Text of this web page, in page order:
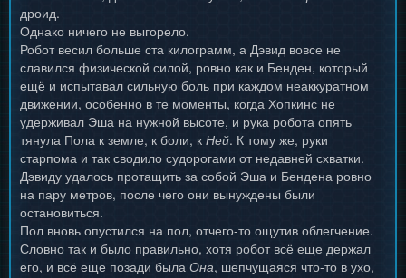
дроид.
Однако ничего не выгорело.
Робот весил больше ста килограмм, а Дэвид вовсе не
славился физической силой, ровно как и Бенден, который
ещё и испытавал сильную боль при каждом неаккуратном
движении, особенно в те моменты, когда Хопкинс не
удерживал Эша на нужной высоте, и рука робота опять
тянула Пола к земле, к боли, к Ней. К тому же, руки
старпома и так сводило судорогами от недавней схватки.
Дэвиду удалось протащить за собой Эша и Бендена ровно
на пару метров, после чего они вынуждены были
остановиться.
Пол вновь опустился на пол, отчего-то ощутив облегчение.
Словно так и было правильно, хотя робот всё еще держал
его, и всё еще позади была Она, шепчущаяся что-то в ухо,